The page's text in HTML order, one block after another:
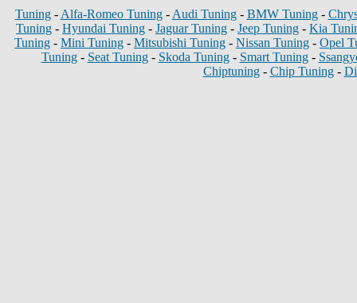
Tuning- Alfa-Romeo Tuning- Audi Tuning- BMW Tuning-
Tuning - Hyundai Tuning - Jaguar Tuning - Jeep Tuning - Kia
Tuning - Mini Tuning - Mitsubishi Tuning - Nissan Tuning - Opel
Tuning- Seat Tuning- Skoda Tuning- Smart Tuning-
Chiptuning- Chip Tuning-